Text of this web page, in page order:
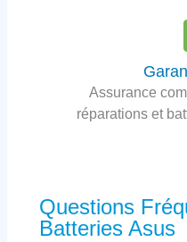
Assurance
réparations et
Questions
Batteries Asus